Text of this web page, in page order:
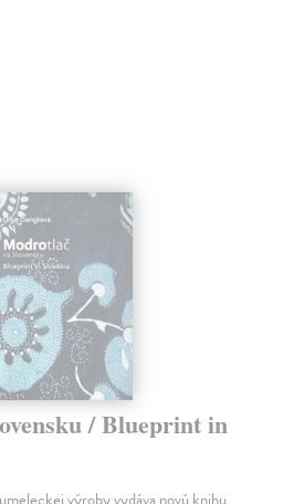
/ Blueprint in